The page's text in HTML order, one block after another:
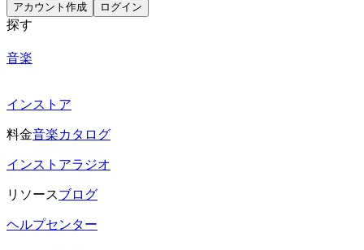
アカウント作成 ログイン
探す
音楽
インストア
料金音楽カタログ
インストアラジオ
リソースブログ
ヘルプセンター